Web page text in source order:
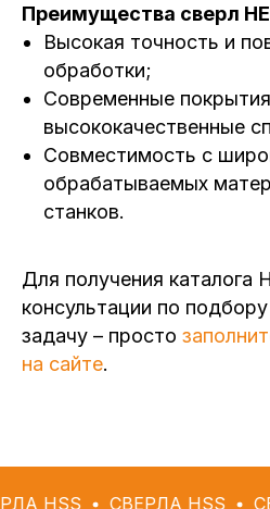
Преимущества сверл
Высокая точность и
обработки;
Современные
высококачественные
Совместимость с
обрабатываемых
станков.
Для получения каталога
консультации по
задачу – просто
на сайте.
СВЕРЛА HSS СВЕРЛА